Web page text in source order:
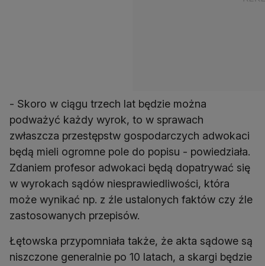
- Skoro w ciągu trzech lat będzie można
podważyć każdy wyrok, to w sprawach
zwłaszcza przestępstw gospodarczych adwokaci
będą mieli ogromne pole do popisu - powiedziała.
Zdaniem profesor adwokaci będą dopatrywać się
w wyrokach sądów niesprawiedliwości, która
może wynikać np. z źle ustalonych faktów czy źle
zastosowanych przepisów.
Łętowska przypomniała także, że akta sądowe są
niszczone generalnie po 10 latach, a skargi będzie